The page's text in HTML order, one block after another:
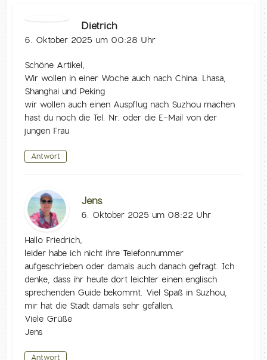
Dietrich
6. Oktober 2025 um 00:28 Uhr
Schöne Artikel,
Wir wollen in einer Woche auch nach China: Lhasa,
Shanghai und Peking
wir wollen auch einen Auspflug nach Suzhou machen
hast du noch die Tel. Nr. oder die E-Mail von der
jungen Frau
Antwort
Jens
6. Oktober 2025 um 08:22 Uhr
Hallo Friedrich,
leider habe ich nicht ihre Telefonnummer
aufgeschrieben oder damals auch danach gefragt. Ich
denke, dass ihr heute dort leichter einen englisch
sprechenden Guide bekommt. Viel Spaß in Suzhou,
mir hat die Stadt damals sehr gefallen.
Viele Grüße
Jens
Antwort